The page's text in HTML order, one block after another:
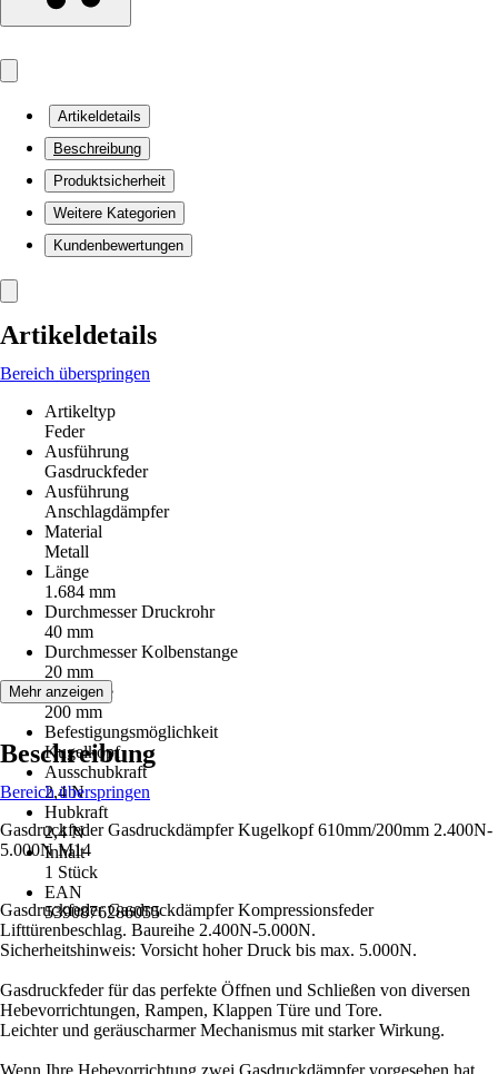
Artikeldetails
Beschreibung
Produktsicherheit
Weitere Kategorien
Kundenbewertungen
Artikeldetails
Bereich überspringen
Artikeltyp
Feder
Ausführung
Gasdruckfeder
Ausführung
Anschlagdämpfer
Material
Metall
Länge
1.684 mm
Durchmesser Druckrohr
40 mm
Durchmesser Kolbenstange
20 mm
Hublänge
200 mm
Befestigungsmöglichkeit
Kugelkopf
Ausschubkraft
2,4 N
Hubkraft
2,4 N
Inhalt
1 Stück
EAN
5390876286055
Mehr anzeigen
Beschreibung
Bereich überspringen
Gasdruckfeder Gasdruckdämpfer Kugelkopf 610mm/200mm 2.400N-
5.000N M14
Gasdruckfeder Gasdruckdämpfer Kompressionsfeder
Lifttürenbeschlag. Baureihe 2.400N-5.000N.
Sicherheitshinweis: Vorsicht hoher Druck bis max. 5.000N.
Gasdruckfeder für das perfekte Öffnen und Schließen von diversen
Hebevorrichtungen, Rampen, Klappen Türe und Tore.
Leichter und geräuscharmer Mechanismus mit starker Wirkung.
Wenn Ihre Hebevorrichtung zwei Gasdruckdämpfer vorgesehen hat,